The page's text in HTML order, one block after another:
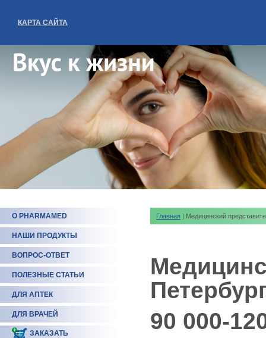
КАРТА САЙТА
О PHARMAMED
НАШИ ПРОДУКТЫ
ВОПРОС-ОТВЕТ
ПОЛЕЗНЫЕ СТАТЬИ
ДЛЯ АПТЕК
ДЛЯ ВРАЧЕЙ
ЗАКАЗАТЬ
Главная | Медицинский
90 000-